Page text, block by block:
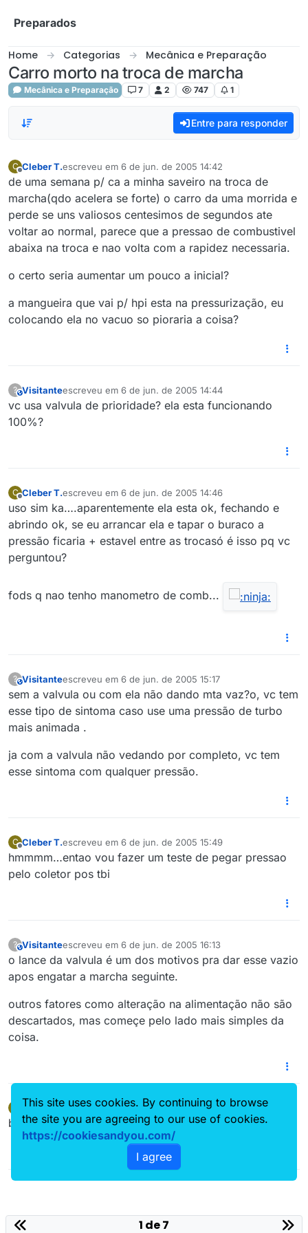
Preparados
Home Categorias Mecânica e Preparação
Carro morto na troca de marcha
Mecânica e Preparação 7 2 747 1
Entre para responder
C Cleber T.escreveu em 6 de jun. de 2005 14:42
última edição por
de uma semana p/ ca a minha saveiro na troca de
marcha(qdo acelera se forte) o carro da uma morrida e
perde se uns valiosos centesimos de segundos ate
voltar ao normal, parece que a pressao de combustivel
abaixa na troca e nao volta com a rapidez necessaria.
o certo seria aumentar um pouco a inicial?
a mangueira que vai p/ hpi esta na pressurização, eu
colocando ela no vacuo so pioraria a coisa?
?This user is from outside of this forum
Visitanteescreveu em 6 de jun. de 2005 14:44
última edição por
vc usa valvula de prioridade? ela esta funcionando
100%?
C
Offline
Cleber T.escreveu em 6 de jun. de 2005 14:46
última edição por6 de jun. de 2005 10:50
uso sim ka….aparentemente ela esta ok, fechando e
abrindo ok, se eu arrancar ela e tapar o buraco a
pressão ficaria + estavel entre as trocasó é isso pq vc
perguntou?
fods q nao tenho manometro de comb...
?This user is from outside of this forum
Visitanteescreveu em 6 de jun. de 2005 15:17
última edição por
sem a valvula ou com ela não dando mta vaz?o, vc tem
esse tipo de sintoma caso use uma pressão de turbo
mais animada .
ja com a valvula não vedando por completo, vc tem
esse sintoma com qualquer pressão.
C Cleber T.escreveu em 6 de jun. de 2005 15:49
última edição por
hmmmm…entao vou fazer um teste de pegar pressao
pelo coletor pos tbi
?This user is from outside of this forum
Visitanteescreveu em 6 de jun. de 2005 16:13
última edição por
o lance da valvula é um dos motivos pra dar esse vazio
apos engatar a marcha seguinte.
outros fatores como alteração na alimentação não são
descartados, mas começe pelo lado mais simples da
coisa.
Offline
Cleber T.escreveu em6 de jun. de 2005 16:31
blz valeu pela ajuda ka
1 de 7
This site uses cookies. By continuing to browse
the site you are agreeing to our use of cookies.
https://cookiesandyou.com/
I agree